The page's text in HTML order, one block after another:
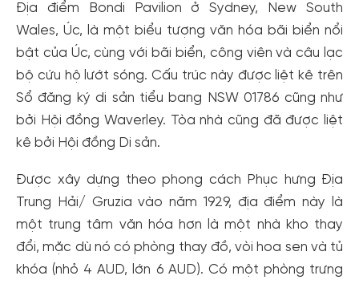
Địa điểm Bondi Pavilion ở Sydney, New South
Wales, Úc, là một biểu tượng văn hóa bãi biển nổi
bật của Úc, cùng với bãi biển, công viên và câu lạc
bộ cứu hộ lướt sóng. Cấu trúc này được liệt kê trên
Sổ đăng ký di sản tiểu bang NSW 01786 cũng như
bởi Hội đồng Waverley. Tòa nhà cũng đã được liệt
kê bởi Hội đồng Di sản.
Được xây dựng theo phong cách Phục hưng Địa
Trung Hải/ Gruzia vào năm 1929, địa điểm này là
một trung tâm văn hóa hơn là một nhà kho thay
đổi, mặc dù nó có phòng thay đồ, vòi hoa sen và tủ
khóa (nhỏ 4 AUD, lớn 6 AUD). Có một phòng trưng